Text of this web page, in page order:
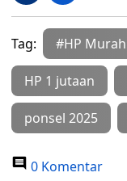
Tag: #HP Murah
HP 1 jutaan
ponsel 2025
0 Komentar